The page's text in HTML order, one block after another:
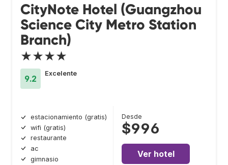
CityNote Hotel (Guangzhou
Science City Metro Station
Branch)
★★★★
9.2
Excelente
estacionamiento (gratis)
wifi (gratis)
restaurante
ac
gimnasio
Desde
$996
Ver hotel